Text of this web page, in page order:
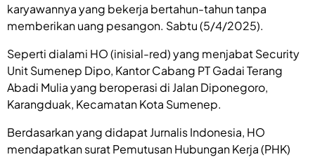
karyawannya yang bekerja bertahun-tahun tanpa
memberikan uang pesangon. Sabtu (5/4/2025).
Seperti dialami HO (inisial-red) yang menjabat Security
Unit Sumenep Dipo, Kantor Cabang PT Gadai Terang
Abadi Mulia yang beroperasi di Jalan Diponegoro,
Karangduak, Kecamatan Kota Sumenep.
Berdasarkan yang didapat Jurnalis Indonesia, HO
mendapatkan surat Pemutusan Hubungan Kerja (PHK)